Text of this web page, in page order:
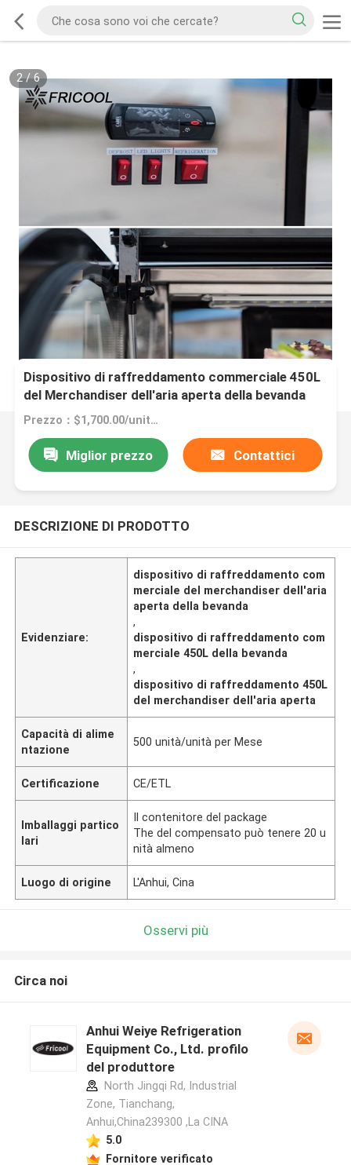
2/6
Dispositivo di raffreddamento commerciale 450L
del Merchandiser dell'aria aperta della bevanda
Prezzo：$1,700.00/units 1-4 units
Miglior prezzo Contattici
DESCRIZIONE DI PRODOTTO
Evidenziare:
dispositivo di raffreddamento com
merciale del merchandiser dell'aria
aperta della bevanda
,
dispositivo di raffreddamento com
merciale 450L della bevanda
,
dispositivo di raffreddamento 450L
del merchandiser dell'aria aperta
Capacità di alime
ntazione
500 unità/unità per Mese
Certificazione CE/ETL
Imballaggi partico
lari
Il contenitore del package
The del compensato può tenere 20 u
nità almeno
Luogo di origine L'Anhui, Cina
Osservi più
Circa noi
Anhui Weiye Refrigeration
Equipment Co., Ltd. profilo
del produttore
North Jingqi Rd, Industrial
Zone, Tianchang,
Anhui,China239300 ,La CINA
5.0
Fornitore verificato